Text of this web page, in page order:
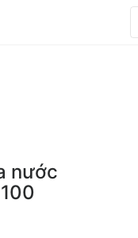
nước